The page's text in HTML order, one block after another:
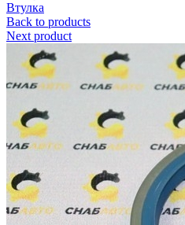
Втулка
Back to products
Next product